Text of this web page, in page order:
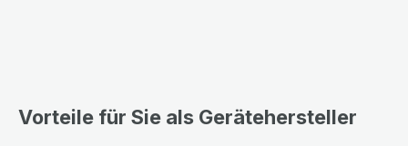
Vorteile für Sie als Gerätehersteller